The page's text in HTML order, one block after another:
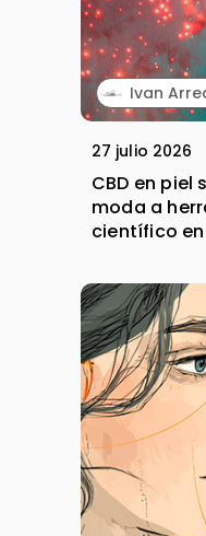
27 julio 2026
CBD en piel
moda a
científico